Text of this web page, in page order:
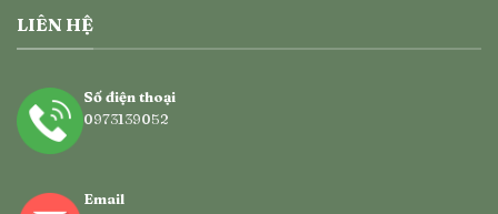
LIÊN HỆ
Số điện thoại
0973139052
Email